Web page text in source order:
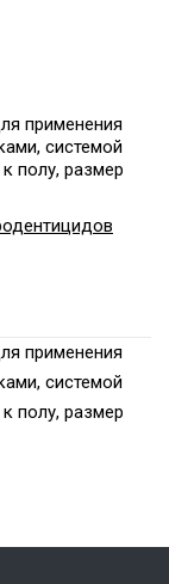
применения
системой
полу, размер
применения
системой
полу, размер